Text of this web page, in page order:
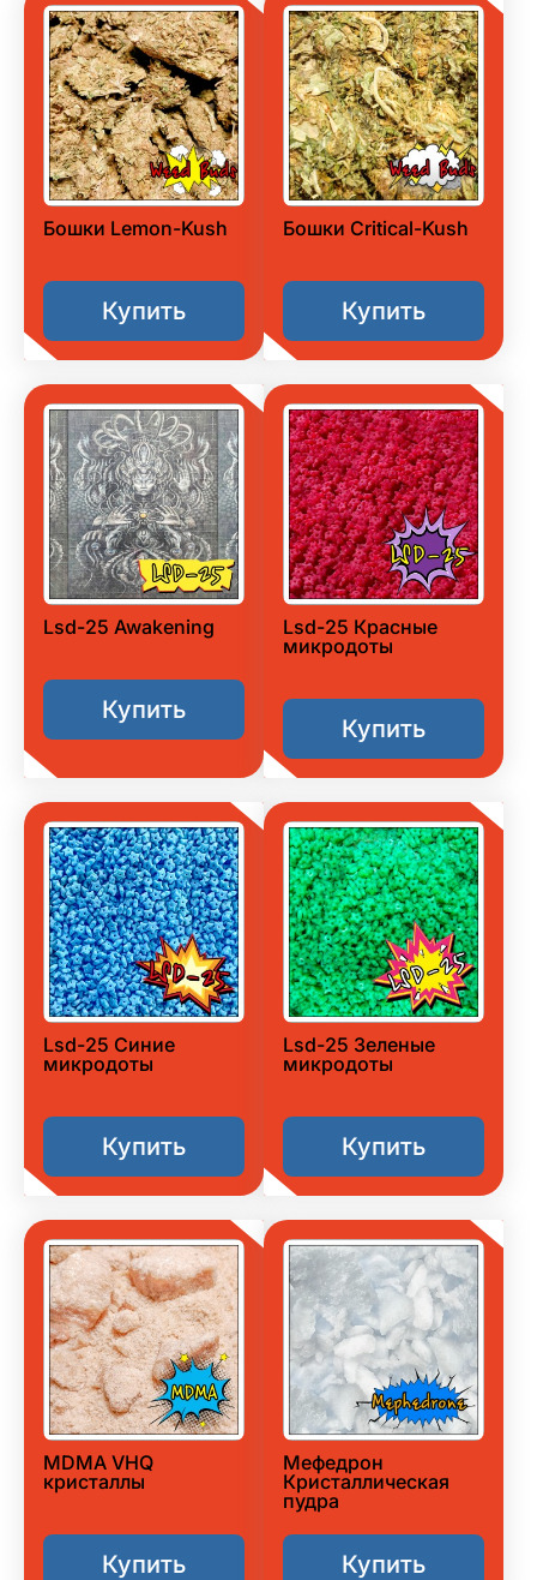
Бошки Lemon-Kush
Купить
Бошки Critical-Kush
Купить
Lsd-25 Awakening
Купить
Lsd-25 Красные
микродоты
Купить
Lsd-25 Синие
микродоты
Купить
Lsd-25 Зеленые
микродоты
Купить
MDMA VHQ
кристаллы
Купить
Мефедрон
Кристаллическая
пудра
Купить